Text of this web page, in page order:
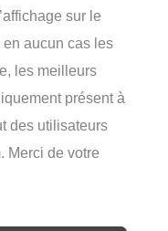
sur le
aucun cas les
les meilleurs
présent à
des utilisateurs
Merci de votre